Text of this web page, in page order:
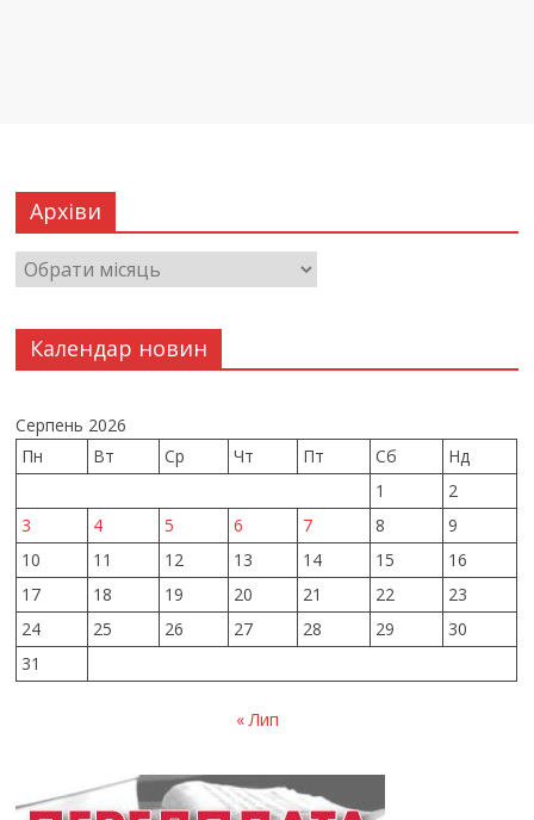
Архіви
Календар новин
Серпень 2026
Пн
Вт Ср Чт Пт Сб
Нд
1
2
3
4 5 6 7 8
9
10
11 12 13 14 15
16
17
18 19 20 21 22
23
24
25 26 27 28 29
30
31
« Лип